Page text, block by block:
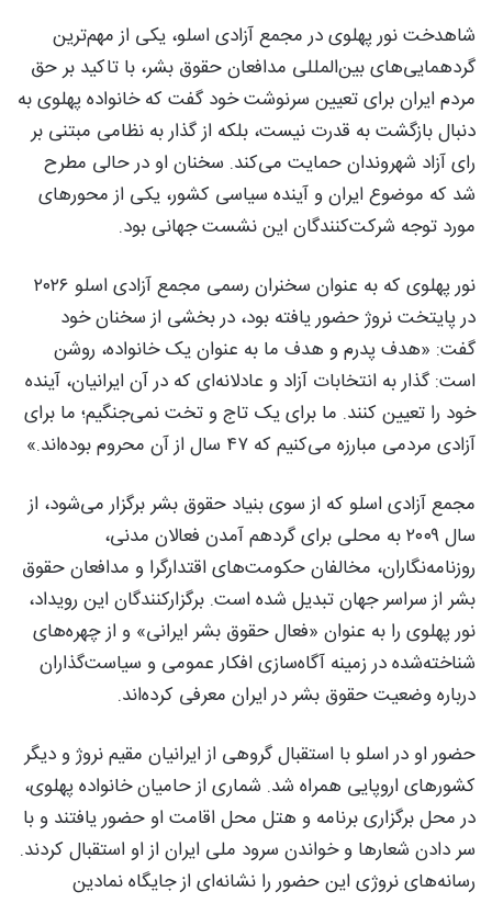
شاهدخت نور پهلوی در مجمع آزادی اسلو، یکی از مهم‌ترین
گردهمایی‌های بین‌المللی مدافعان حقوق بشر، با تاکید بر حق
مردم ایران برای تعیین سرنوشت خود گفت که خانواده پهلوی به
دنبال بازگشت به قدرت نیست، بلکه از گذار به نظامی مبتنی بر
رای آزاد شهروندان حمایت می‌کند. سخنان او در حالی مطرح
شد که موضوع ایران و آینده سیاسی کشور، یکی از محورهای
مورد توجه شرکت‌کنندگان این نشست جهانی بود.
نور پهلوی که به عنوان سخنران رسمی مجمع آزادی اسلو ۲۰۲۶
در پایتخت نروژ حضور یافته بود، در بخشی از سخنان خود
گفت: «هدف پدرم و هدف ما به عنوان یک خانواده، روشن
است: گذار به انتخابات آزاد و عادلانه‌ای که در آن ایرانیان، آینده
خود را تعیین کنند. ما برای یک تاج و تخت نمی‌جنگیم؛ ما برای
آزادی مردمی مبارزه می‌کنیم که ۴۷ سال از آن محروم بوده‌اند.»
مجمع آزادی اسلو که از سوی بنیاد حقوق بشر برگزار می‌شود، از
سال ۲۰۰۹ به محلی برای گردهم آمدن فعالان مدنی،
روزنامه‌نگاران، مخالفان حکومت‌های اقتدارگرا و مدافعان حقوق
بشر از سراسر جهان تبدیل شده است. برگزارکنندگان این رویداد،
نور پهلوی را به عنوان «فعال حقوق بشر ایرانی» و از چهره‌های
شناخته‌شده در زمینه آگاه‌سازی افکار عمومی و سیاست‌گذاران
درباره وضعیت حقوق بشر در ایران معرفی کرده‌اند.
حضور او در اسلو با استقبال گروهی از ایرانیان مقیم نروژ و دیگر
کشورهای اروپایی همراه شد. شماری از حامیان خانواده پهلوی،
در محل برگزاری برنامه و هتل محل اقامت او حضور یافتند و با
سر دادن شعارها و خواندن سرود ملی ایران از او استقبال کردند.
رسانه‌های نروژی این حضور را نشانه‌ای از جایگاه نمادین